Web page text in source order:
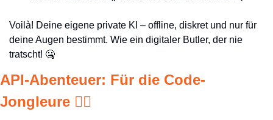
Voilà! Deine eigene private KI – offline, diskret und nur für
deine Augen bestimmt. Wie ein digitaler Butler, der nie
tratscht! 🤐
API-Abenteuer: Für die Code-
Jongleure 🧙‍♂️